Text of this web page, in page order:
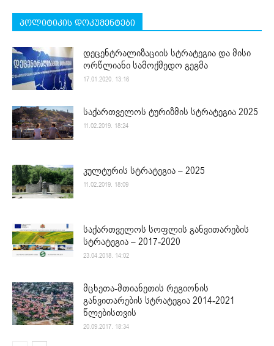
პოლიტიკის დოკუმენტები
დეცენტრალიზაციის სტრატეგია და მისი
ორწლიანი სამოქმედო გეგმა
17.01.2020. 13:16
საქართველოს ტურიზმის სტრატეგია 2025
11.02.2019. 18:24
კულტურის სტრატეგია – 2025
11.02.2019. 18:09
საქართველოს სოფლის განვითარების
სტრატეგია – 2017-2020
23.04.2018. 14:02
მცხეთა-მთიანეთის რეგიონის
განვითარების სტრატეგია 2014-2021
წლებისთვის
20.09.2017. 18:34